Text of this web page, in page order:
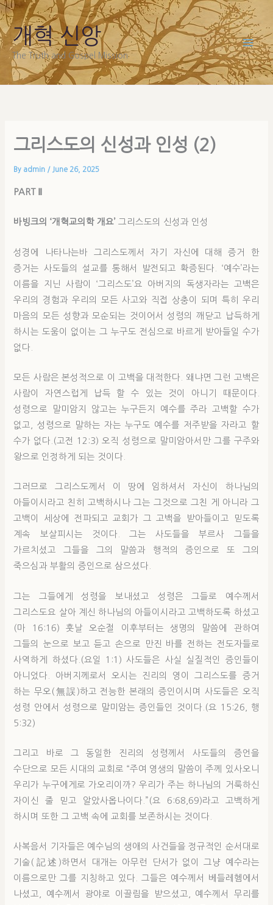
Skip
to
content
개혁 신앙
The Truth and Gospel Mission
그리스도의 신성과 인성 (2)
By admin / June 26, 2025
PART
바빙크의 ‘개혁교의학 개요’ 그리스도의 신성과 인성
성경에 나타나는바 그리스도께서 자기 자신에 대해 증거 한
증거는 사도들의 설교를 통해서 발전되고 확증된다. ‘예수’라는
이름을 지닌 사람이 ‘그리스도’요 아버지의 독생자라는 고백은
우리의 경험과 우리의 모든 사고와 직접 상충이 되며 특히 우리
마음의 모든 성향과 모순되는 것이어서 성령의 깨닫고 납득하게
하시는 도움이 없이는 그 누구도 전심으로 바르게 받아들일 수가
없다.
모든 사람은 본성적으로 이 고백을 대적한다. 왜냐면 그런 고백은
사람이 자연스럽게 납득 할 수 있는 것이 아니기 때문이다.
성령으로 말미암지 않고는 누구든지 예수를 주라 고백할 수가
없고, 성령으로 말하는 자는 누구도 예수를 저주받을 자라고 할
수가 없다.(고전 12:3) 오직 성령으로 말미암아서만 그를 구주와
왕으로 인정하게 되는 것이다.
그러므로 그리스도께서 이 땅에 임하셔서 자신이 하나님의
아들이시라고 친히 고백하시나 그는 그것으로 그친 게 아니라 그
고백이 세상에 전파되고 교회가 그 고백을 받아들이고 믿도록
계속 보살피시는 것이다. 그는 사도들을 부르사 그들을
가르치셨고 그들을 그의 말씀과 행적의 증인으로 또 그의
죽으심과 부활의 증인으로 삼으셨다.
그는 그들에게 성령을 보내셨고 성령은 그들로 예수께서
그리스도요 살아 계신 하나님의 아들이시라고 고백하도록 하셨고
(마 16:16) 훗날 오순절 이후부터는 생명의 말씀에 관하여
그들의 눈으로 보고 듣고 손으로 만진 바를 전하는 전도자들로
사역하게 하셨다.(요일 1:1) 사도들은 사실 실질적인 증인들이
아니었다. 아버지께로서 오시는 진리의 영이 그리스도를 증거
하는 무오(無誤)하고 전능한 본래의 증인이시며 사도들은 오직
성령 안에서 성령으로 말미암는 증인들인 것이다.(요 15:26, 행
5:32)
그리고 바로 그 동일한 진리의 성령께서 사도들의 증언을
수단으로 모든 시대의 교회로 “주여 영생의 말씀이 주께 있사오니
우리가 누구에게로 가오리이까? 우리가 주는 하나님의 거룩하신
자이신 줄 믿고 알았사옵나이다.”(요 6:68,69)라고 고백하게
하시며 또한 그 고백 속에 교회를 보존하시는 것이다.
사복음서 기자들은 예수님의 생애의 사건들을 정규적인 순서대로
기술(記述)하면서 대개는 아무런 단서가 없이 그냥 예수라는
이름으로만 그를 지칭하고 있다. 그들은 예수께서 베들레헴에서
나셨고, 예수께서 광야로 이끌림을 받으셨고, 예수께서 무리를